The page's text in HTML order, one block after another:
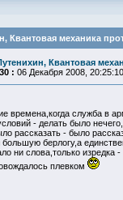
Квантовая механика
Квантовая
: 06 Декабря 2008,
времена,когда служба в
- делать было
рассказать - было
большую берлогу,а
ни слова,только изредка
плевком